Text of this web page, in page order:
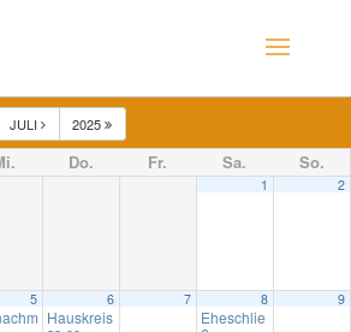
JULI 2025
Do. Fr. Sa. So.
1 2
5 6
Hauskreis
7 8
Eheschlie
9